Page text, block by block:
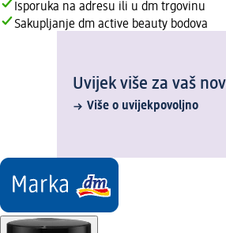
Isporuka na adresu ili u dm trgovinu
Sakupljanje dm active beauty bodova
Uvijek više za vaš
Više o uvijekpovoljno